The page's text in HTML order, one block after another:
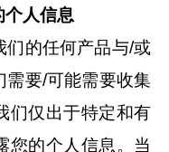
个人信息
们的任何产品与/或
需要/可能需要收集
们仅出于特定和有
您的个人信息。当